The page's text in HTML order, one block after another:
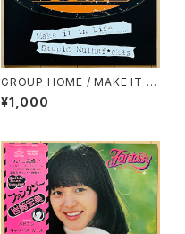
GROUP HOME / MAKE IT IN
LIFE
¥1,000